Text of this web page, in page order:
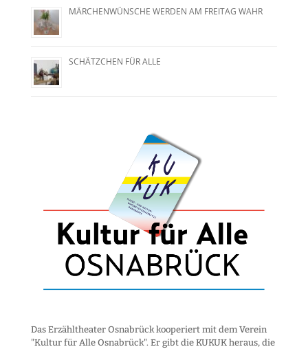
MÄRCHENWÜNSCHE WERDEN AM FREITAG WAHR
SCHÄTZCHEN FÜR ALLE
Das Erzähltheater Osnabrück kooperiert mit dem Verein
"Kultur für Alle Osnabrück". Er gibt die KUKUK heraus, die